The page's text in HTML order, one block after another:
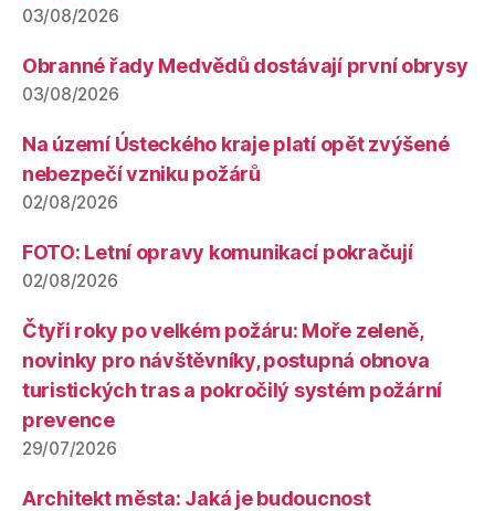
03/08/2026
Obranné řady Medvědů dostávají první obrysy
03/08/2026
Na území Ústeckého kraje platí opět zvýšené
nebezpečí vzniku požárů
02/08/2026
FOTO: Letní opravy komunikací pokračují
02/08/2026
Čtyři roky po velkém požáru: Moře zeleně,
novinky pro návštěvníky, postupná obnova
turistických tras a pokročilý systém požární
prevence
29/07/2026
Architekt města: Jaká je budoucnost